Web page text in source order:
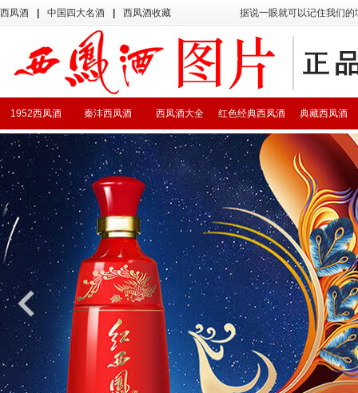
西凤酒 中国四大名酒 西凤酒收藏 据说一眼就可以记住我们
典藏西凤酒
红色经典西凤酒
西凤酒大全
秦沣西凤酒
1952西凤酒